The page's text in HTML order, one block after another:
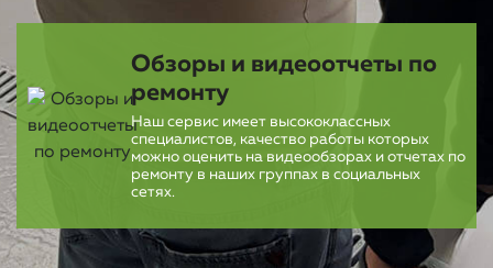
Обзоры и видеоотчеты по
ремонту
Наш сервис имеет высококлассных
специалистов, качество работы которых
можно оценить на видеообзорах и отчетах по
ремонту в наших группах в социальных
сетях.